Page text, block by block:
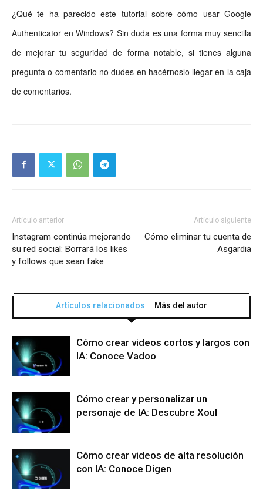
¿Qué te ha parecido este tutorial sobre cómo usar Google
Authenticator en Windows? Sin duda es una forma muy sencilla
de mejorar tu seguridad de forma notable, si tienes alguna
pregunta o comentario no dudes en hacérnoslo llegar en la caja
de comentarios.
Artículo anterior
Instagram continúa mejorando
su red social: Borrará los likes
y follows que sean fake
Artículo siguiente
Cómo eliminar tu cuenta de
Asgardia
Artículos relacionados Más del autor
Cómo crear videos cortos y largos con
IA: Conoce Vadoo
Cómo crear y personalizar un
personaje de IA: Descubre Xoul
Cómo crear videos de alta resolución
con IA: Conoce Digen